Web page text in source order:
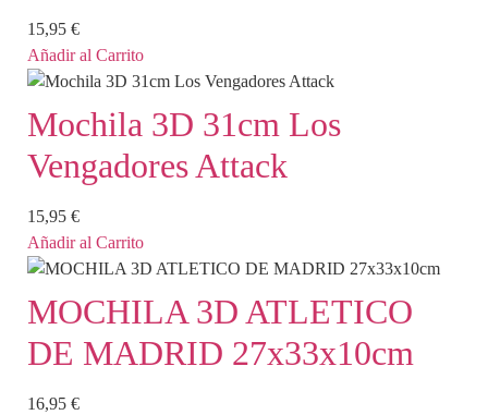
15,95 €
Añadir al Carrito
Mochila 3D 31cm Los
Vengadores Attack
15,95 €
Añadir al Carrito
MOCHILA 3D ATLETICO
DE MADRID 27x33x10cm
16,95 €